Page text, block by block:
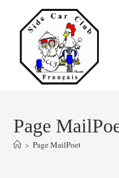
Page
> Page MailPoet